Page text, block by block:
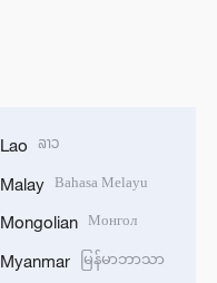
Lao ລາວ
Malay Bahasa Melayu
Mongolian Монгол
Myanmar မြန်မာဘာသာ